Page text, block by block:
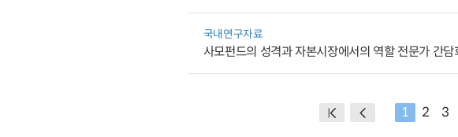
국내연구자료
사모펀드의 성격과 자본시장에서의 역할 전문가 간담
1 2 3